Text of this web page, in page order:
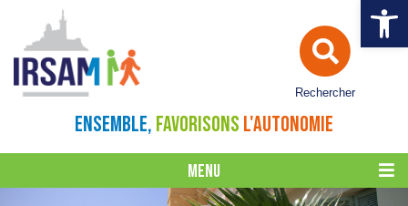
Ouvrir
Rechercher
ENSEMBLE, FAVORISONS L'AUTONOMIE
MENU